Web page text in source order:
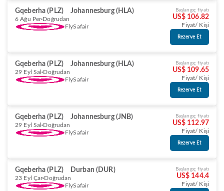
Gqeberha (PLZ) Johannesburg (HLA)
6 Ağu Per Doğrudan
FlySafair
Başlangıç fiyatı
US$ 106.82
Fiyat/ Kişi
Rezerve Et
Gqeberha (PLZ) Johannesburg (HLA)
29 Eyl Sal Doğrudan
FlySafair
Başlangıç fiyatı
US$ 109.65
Fiyat/ Kişi
Rezerve Et
Gqeberha (PLZ) Johannesburg (JNB)
29 Eyl Sal Doğrudan
FlySafair
Başlangıç fiyatı
US$ 112.97
Fiyat/ Kişi
Rezerve Et
Gqeberha (PLZ) Durban (DUR)
23 Eyl Çar Doğrudan
FlySafair
Başlangıç fiyatı
US$ 144.4
Fiyat/ Kişi